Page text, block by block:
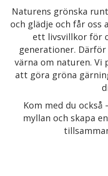
Naturens grönska
och glädje och får oss
ett livsvillkor för
generationer.
värna om naturen. Vi
att göra gröna
Kom med du
myllan och skapa